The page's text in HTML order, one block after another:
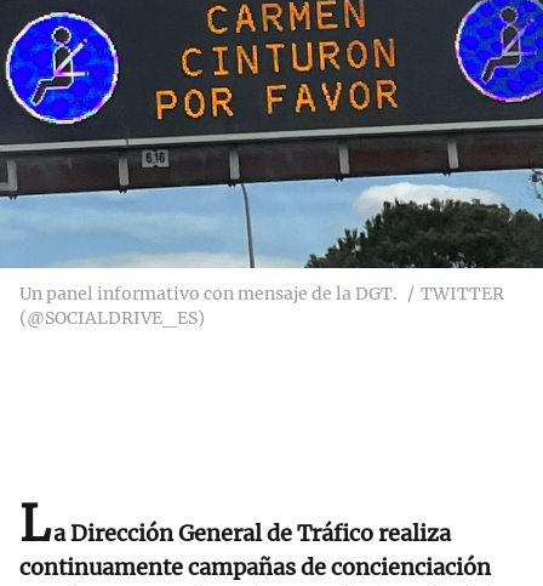
Un panel informativo con mensaje de la DGT.
TWITTER
(@SOCIALDRIVE_ES)
La Dirección General de Tráfico realiza
continuamente campañas de concienciación